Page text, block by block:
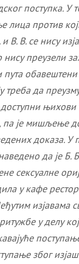
поступка. У
лица против
и В. В. се нису
преузели
да
је мишљење
доказа. У
да је Б.
сексуалне
у кафе
изјавама
у делу
због